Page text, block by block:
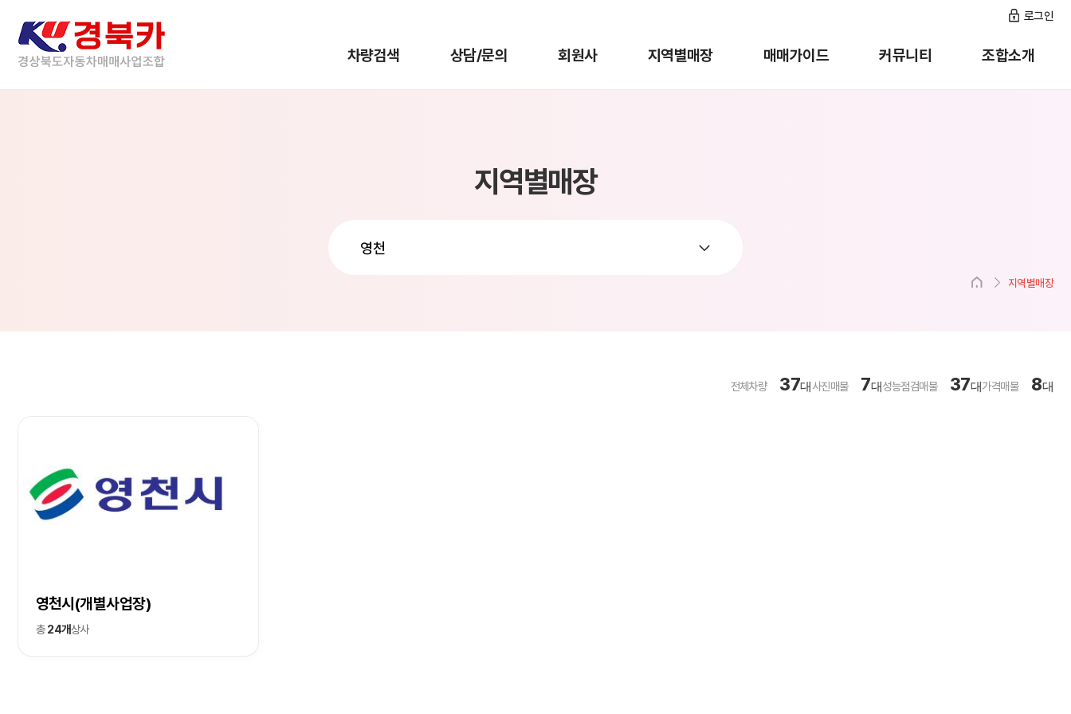
차량검색 상담/문의 회원사 지역별매장 매매가이드 커뮤니티 조합소개
로그인
지역별매장
지역별매장
전체차량 37대 사진매물 7대성능점검매물 37대가격매물 8대
영천시(개별사업장)
총24개상사